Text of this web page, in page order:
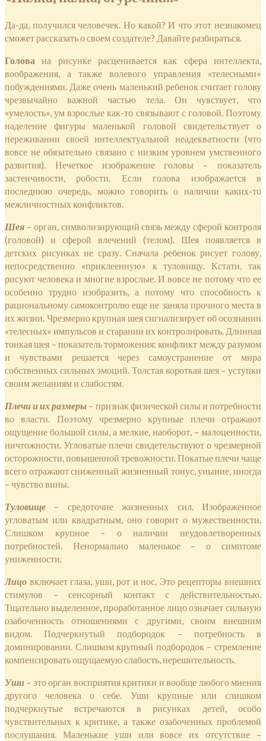
Да-да, получился человечек. Но какой? И что этот незнакомец
сможет рассказать о своем создателе? Давайте разбираться.
Голова на рисунке расценивается как сфера интеллекта,
воображения, а также волевого управления «телесными»
побуждениями. Даже очень маленький ребенок считает голову
чрезвычайно важной частью тела. Он чувствует, что
«умелость», ум взрослые как-то связывают с головой. Поэтому
наделение фигуры маленькой головой свидетельствует о
переживании своей интеллектуальной неадекватности (что
вовсе не обязательно связано с низким уровнем умственного
развития). Нечеткое изображение головы – показатель
застенчивости, робости. Если голова изображается в
последнюю очередь, можно говорить о наличии каких-то
межличностных конфликтов.
Шея – орган, символизирующий связь между сферой контроля
(головой) и сферой влечений (телом). Шея появляется в
детских рисунках не сразу. Сначала ребенок рисует голову,
непосредственно «приклеенную» к туловищу. Кстати, так
рисуют человека и многие взрослые. И вовсе не потому что ее
особенно трудно изобразить, а потому что способность к
рациональному самоконтролю еще не заняла прочного места в
их жизни. Чрезмерно крупная шея сигнализирует об осознании
«телесных» импульсов и старании их контролировать. Длинная
тонкая шея – показатель торможения: конфликт между разумом
и чувствами решается через самоустранение от мира
собственных сильных эмоций. Толстая короткая шея – уступки
своим желаниям и слабостям.
Плечи и их размеры – признак физической силы и потребности
во власти. Поэтому чрезмерно крупные плечи отражают
ощущение большой силы, а мелкие, наоборот, – малоценности,
ничтожности. Угловатые плечи свидетельствуют о чрезмерной
осторожности, повышенной тревожности. Покатые плечи чаще
всего отражают сниженный жизненный тонус, уныние, иногда
– чувство вины.
Туловище – средоточие жизненных сил. Изображенное
угловатым или квадратным, оно говорит о мужественности.
Слишком крупное – о наличии неудовлетворенных
потребностей. Ненормально маленькое – о симптоме
униженности.
Лицо включает глаза, уши, рот и нос. Это рецепторы внешних
стимулов – сенсорный контакт с действительностью.
Тщательно выделенное, проработанное лицо означает сильную
озабоченность отношениями с другими, своим внешним
видом. Подчеркнутый подбородок – потребность в
доминировании. Слишком крупный подбородок – стремление
компенсировать ощущаемую слабость, нерешительность.
Уши – это орган восприятия критики и вообще любого мнения
другого человека о себе. Уши крупные или слишком
подчеркнутые встречаются в рисунках детей, особо
чувствительных к критике, а также озабоченных проблемой
послушания. Маленькие уши или вовсе их отсутствие –